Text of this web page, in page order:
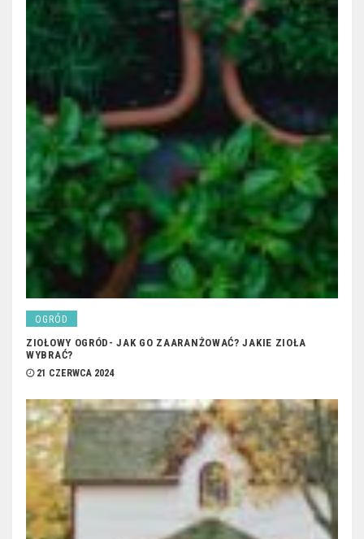
OGRÓD
ZIOŁOWY OGRÓD- JAK GO ZAARANŻOWAĆ? JAKIE ZIOŁA
WYBRAĆ?
21 CZERWCA 2024